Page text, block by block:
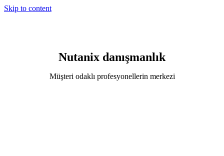
Skip to content
Nutanix danışmanlık
Müşteri odaklı profesyonellerin merkezi